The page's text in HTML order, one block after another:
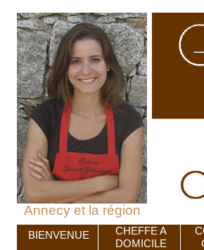
Annecy et la région
BIENVENUE
CHEFFE A
DOMICILE